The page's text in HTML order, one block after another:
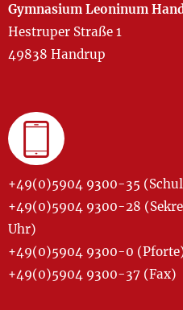
Gymnasium Leoninum
Hestruper Straße 1
49838 Handrup
+49(0)5904 9300-35
+49(0)5904 9300-28
Uhr)
+49(0)5904 9300-0
+49(0)5904 9300-37 (Fax)